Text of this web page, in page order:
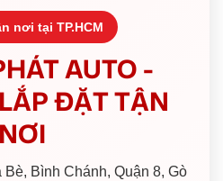
nơi tại TP.HCM
AUTO -
ĐẶT TẬN
NƠI
Bè, Bình Chánh, Quận 8, Gò